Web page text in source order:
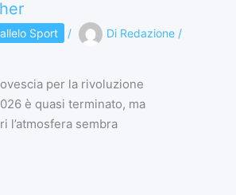
Sport / Di Redazione /
per la rivoluzione
è quasi terminato, ma
l’atmosfera sembra